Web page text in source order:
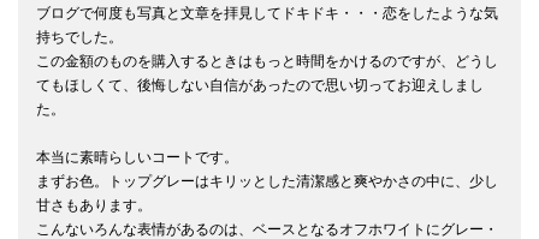
ブログで何度も写真と文章を拝見してドキドキ・・・恋をしたような気
持ちでした。
この金額のものを購入するときはもっと時間をかけるのですが、どうし
てもほしくて、後悔しない自信があったので思い切ってお迎えしまし
た。
本当に素晴らしいコートです。
まずお色。トップグレーはキリッとした清潔感と爽やかさの中に、少し
甘さもあります。
こんないろんな表情があるのは、ベースとなるオフホワイトにグレー・